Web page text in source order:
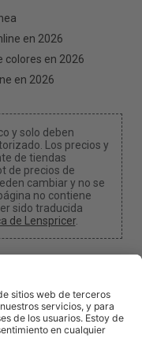
en 2026
colores en 2026
en 2026
y solo deben
Los precios y
de tiendas
de precios de
cambiar y no se
no contiene
sido traducida
de Lenspricer.
utilizas uno de